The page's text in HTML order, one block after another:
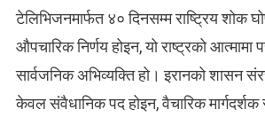
टेलिभिजनमार्फत ४० दिनसम्म राष्ट्रिय शोक
औपचारिक निर्णय होइन, यो राष्ट्रको आत्मामा
सार्वजनिक अभिव्यक्ति हो। इरानको शासन
केवल संवैधानिक पद होइन, वैचारिक मार्गदर्शक